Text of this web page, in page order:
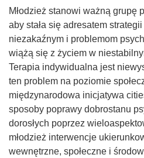
Młodzież stanowi ważną grupę
aby stała się adresatem
niezakaźnym i problemom
wiążą się z życiem w
Terapia indywidualna jest
ten problem na poziomie
międzynarodowa inicjatywa
sposoby poprawy dobrostanu
dorosłych poprzez
młodzież interwencje
wewnętrzne, społeczne i